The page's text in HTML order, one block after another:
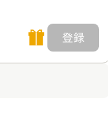
登録